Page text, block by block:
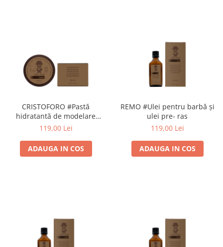
CRISTOFORO #Pastă
hidratantă de modelare
pentru BARBA si MUSTATA
119,00 Lei
ADAUGA IN COS
REMO #Ulei pentru barbă și
ulei pre- ras
119,00 Lei
ADAUGA IN COS